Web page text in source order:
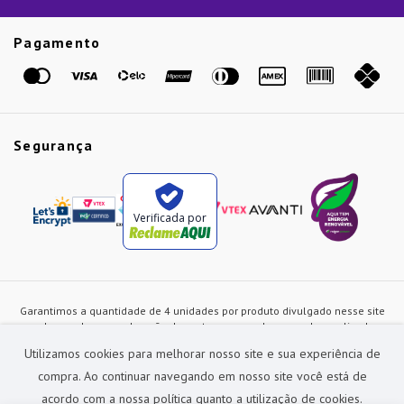
Utilizamos cookies para melhorar nosso site e sua experiência de
compra. Ao continuar navegando em nosso site você está de
acordo com a nossa política quanto a utilização de cookies.
Pagamento
Segurança
Verificada por
Garantimos a quantidade de 4 unidades por produto divulgado nesse site
ou de acordo com a duração dos estoques, sendo as vendas realizadas
alterados a qualquer instante sem prévia comunicação e são exclusivos
para a loja virtual, não restando nenhuma obrigação de prática similar nas
lojas físicas da rede Preçolandia. Todas as imagens dos produtos são